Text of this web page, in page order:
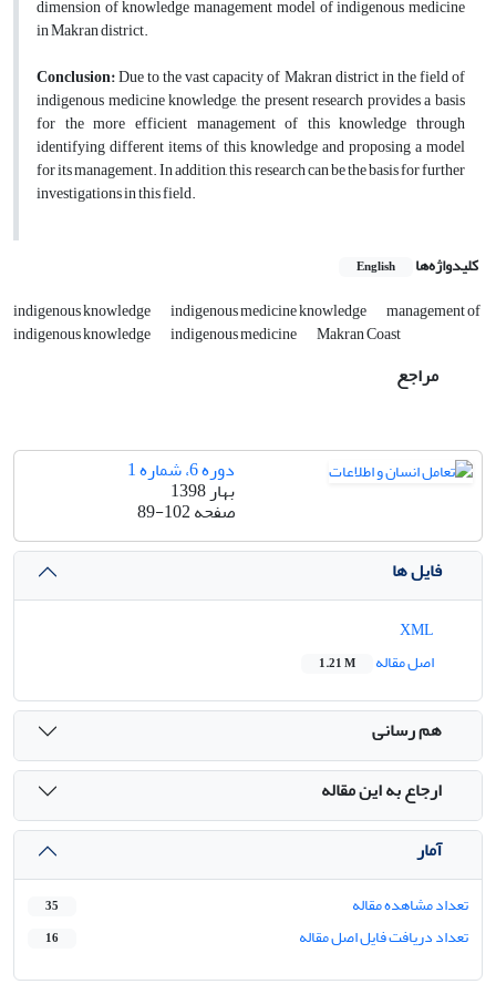
dimension of knowledge management model of indigenous medicine
in Makran district.
Conclusion:Due to the vast capacity of Makran district in the field of
indigenous medicine knowledge, the present research provides a basis
for the more efficient management of this knowledge through
identifying different items of this knowledge and proposing a model
for its management. In addition, this research can be the basis for further
investigations in this field.
کلیدواژه‌ها English
indigenous knowledge indigenous medicine knowledge management of
indigenous knowledge indigenous medicine Makran Coast
مراجع
دوره 6، شماره 1
بهار 1398
صفحه89-102
فایل ها
اصل مقاله
1.21 M
هم رسانی
ارجاع به این مقاله
آمار
تعداد مشاهده مقاله 35
تعداد دریافت فایل اصل مقاله 16